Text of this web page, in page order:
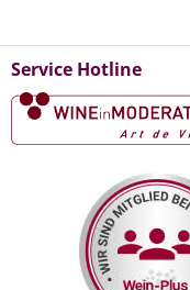
Service Hotline